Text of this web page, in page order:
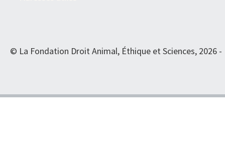
© La Fondation Droit Animal, Éthique et Sciences, 2026 -